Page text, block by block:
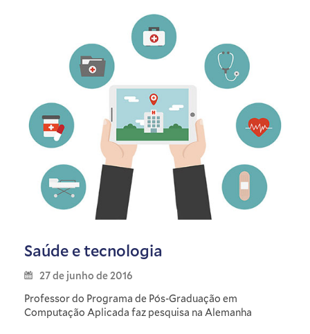
Saúde e tecnologia
27 de junho de 2016
Professor do Programa de Pós-Graduação em
Computação Aplicada faz pesquisa na Alemanha